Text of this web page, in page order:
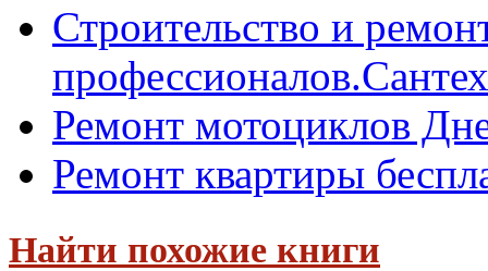
Строительство и
Ремонт мотоциклов
Ремонт квартиры
Найти похожие книги